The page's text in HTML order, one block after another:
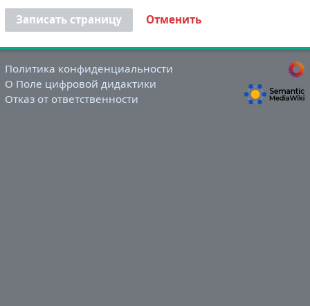
Записать страницу Отменить
Политика конфиденциальности
О Поле цифровой дидактики
Отказ от ответственности